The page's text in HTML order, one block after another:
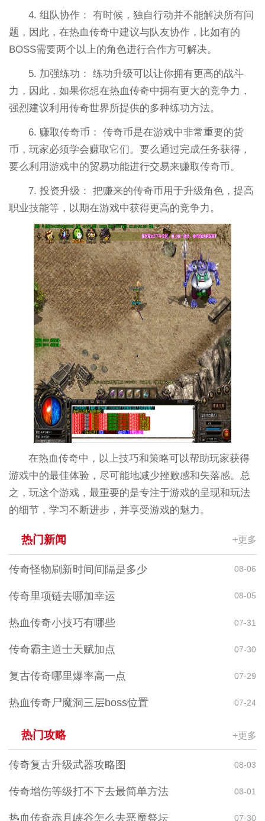
4. 组队协作： 有时候，独自行动并不能解决所有问
题，因此，在热血传奇中建议与队友协作，比如有的
BOSS需要两个以上的角色进行合作方可解决。
5. 加强练功： 练功升级可以让你拥有更高的战斗
力，因此，如果你想在热血传奇中拥有更大的竞争力，
强烈建议利用传奇世界所提供的多种练功方法。
6. 赚取传奇币： 传奇币是在游戏中非常重要的货
币，玩家必须学会赚取它们。要么通过完成任务获得，
要么利用游戏中的贸易功能进行交易来赚取传奇币。
7. 投资升级： 把赚来的传奇币用于升级角色，提高
职业技能等，以期在游戏中获得更高的竞争力。
在热血传奇中，以上技巧和策略可以帮助玩家获得
游戏中的最佳体验，尽可能地减少挫败感和失落感。总
之，玩这个游戏，最重要的是专注于游戏的呈现和玩法
的细节，学习不断进步，并享受游戏的魅力。
热门新闻 +更多
传奇怪物刷新时间间隔是多少 08-06
传奇里项链去哪加幸运 08-05
热血传奇小技巧有哪些 07-31
传奇霸主道士天赋加点 07-30
复古传奇哪里爆率高一点 07-29
热血传奇尸魔洞三层boss位置 07-24
热门攻略 +更多
传奇复古升级武器攻略图 08-03
传奇增伤等级打不下去最简单方法 08-01
热血传奇赤月峡谷怎么去恶魔祭坛 07-30